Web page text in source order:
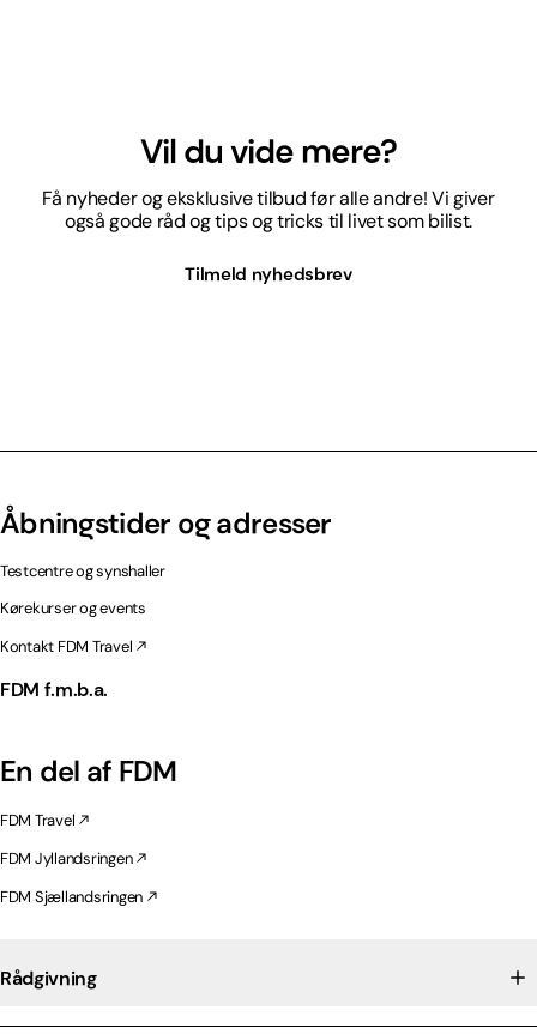
Vil du vide mere?
Få nyheder og eksklusive tilbud før alle andre! Vi giver
også gode råd og tips og tricks til livet som bilist.
Tilmeld nyhedsbrev
Åbningstider og adresser
Testcentre og synshaller
Kørekurser og events
Kontakt FDM Travel
FDM f.m.b.a.
En del af FDM
FDM Travel
FDM Jyllandsringen
FDM Sjællandsringen
Rådgivning